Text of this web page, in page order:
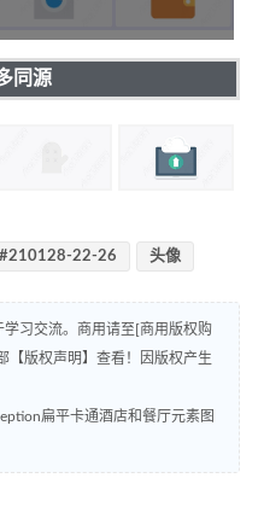
同源
22-26 头像
习交流。商用请至[商用版权购
【版权声明】查看！因版权产生
扁平卡通酒店和餐厅元素图